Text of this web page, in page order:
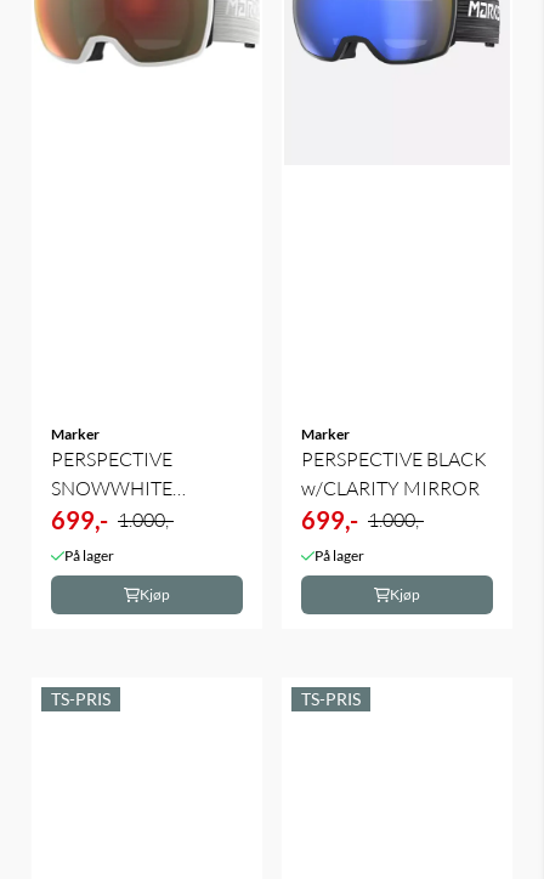
Marker
PERSPECTIVE
SNOWWHITE
w/SURROUND MI
699,- 1.000,-
På lager
Kjøp
Marker
PERSPECTIVE BLACK
w/CLARITY MIRROR
699,- 1.000,-
På lager
Kjøp